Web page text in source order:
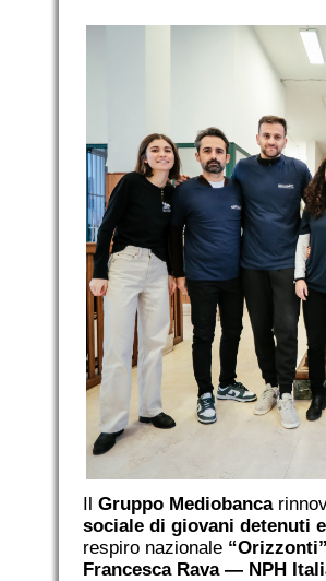
Il Gruppo Mediobanca
sociale di giovani detenuti
respiro nazionale
Francesca Rava — NPH